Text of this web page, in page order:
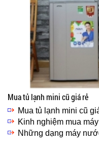
Mua tủ lạnh mini cũ giá rẻ
Mua tủ lạnh mini cũ
Kinh nghiệm mua
Những dạng máy